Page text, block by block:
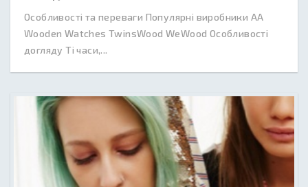
Особливості та переваги Популярні виробники AA
Wooden Watches TwinsWood WeWood Особливості
догляду Ті часи,...